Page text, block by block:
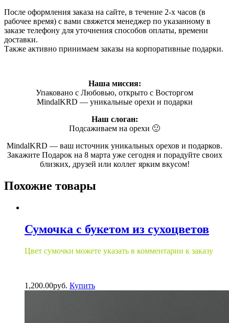
После оформления заказа на сайте, в течение 2-х часов (в
рабочее время) с вами свяжется менеджер по указанному в
заказе телефону для уточнения способов оплаты, времени
доставки.
Также активно принимаем заказы на корпоративные подарки.
Наша миссия:
Упаковано с Любовью, открыто с Восторгом
MindalKRD — уникальные орехи и подарки
Наш слоган:
Подсаживаем на орехи 🙂
MindalKRD — ваш источник уникальных орехов и подарков.
Закажите Подарок на 8 марта уже сегодня и порадуйте своих
близких, друзей или коллег ярким вкусом!
Похожие товары
Сумочка с букетом из сухоцветов
Цвет сумочки можете указать в комментарии к заказу
1,200.00руб. Купить